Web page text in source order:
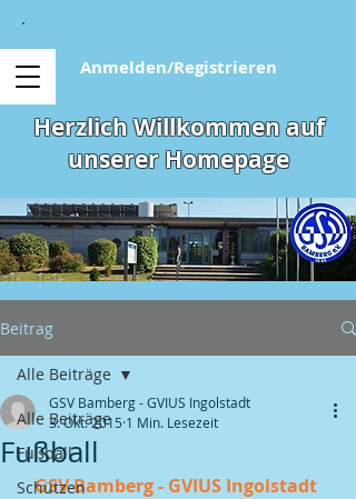
Anmelden/Registrieren
Herzlich Willkommen auf
unserer Homepage
Beitrag
Alle Beiträge
Fußball
Schützen
Alle Beiträge
Fußball
GSV Bamberg - GVIUS Ingolstadt
3. Okt. 2015 1 Min. Lesezeit
GSV Bamberg - GVIUS Ingolstadt